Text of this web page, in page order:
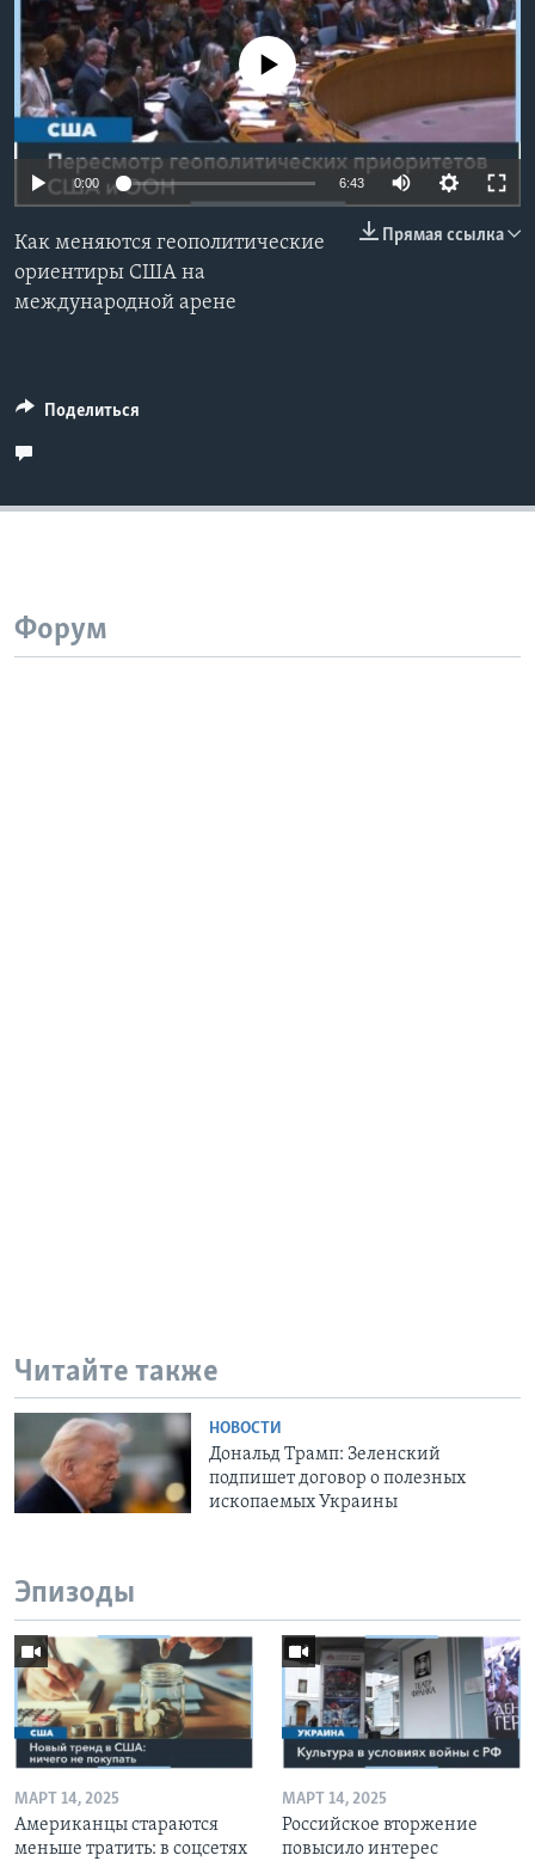
Learning English
СОЦИАЛЬНЫЕ СЕТИ
Auto
No media source currently available
0:00 6:43
Прямая ссылка
Как меняются геополитические
ориентиры США на
международной арене
Поделиться
Форум
Читайте также
НОВОСТИ
Дональд Трамп: Зеленский
подпишет договор о полезных
ископаемых Украины
Эпизоды
МАРТ 14, 2025
Американцы стараются
меньше тратить: в соцсетях
МАРТ 14, 2025
Российское вторжение
повысило интерес